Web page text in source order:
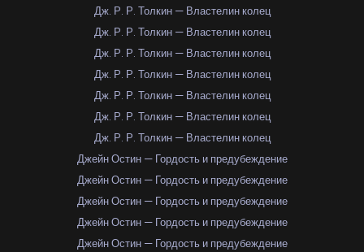
Дж. Р. Р. Толкин — Властелин колец
Дж. Р. Р. Толкин — Властелин колец
Дж. Р. Р. Толкин — Властелин колец
Дж. Р. Р. Толкин — Властелин колец
Дж. Р. Р. Толкин — Властелин колец
Дж. Р. Р. Толкин — Властелин колец
Дж. Р. Р. Толкин — Властелин колец
Джейн Остин — Гордость и предубеждение
Джейн Остин — Гордость и предубеждение
Джейн Остин — Гордость и предубеждение
Джейн Остин — Гордость и предубеждение
Джейн Остин — Гордость и предубеждение